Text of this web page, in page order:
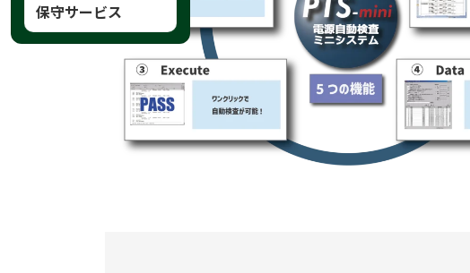
保守サービス